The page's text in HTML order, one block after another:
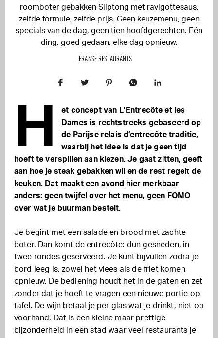
roomboter gebakken Sliptong met ravigottesaus,
zelfde formule, zelfde prijs. Geen keuzemenu, geen
specials van de dag, geen tien hoofdgerechten. Eén
ding, goed gedaan, elke dag opnieuw.
FRANSE RESTAURANTS
H
et concept van L’Entrecôte et les
Dames is rechtstreeks gebaseerd op
de Parijse relais d’entrecôte traditie,
waarbij het idee is dat je geen tijd
hoeft te verspillen aan kiezen. Je gaat zitten, geeft
aan hoe je steak gebakken wil en de rest regelt de
keuken. Dat maakt een avond hier merkbaar
anders: geen twijfel over het menu, geen FOMO
over wat je buurman bestelt.
Je begint met een salade en brood met zachte
boter. Dan komt de entrecôte: dun gesneden, in
twee rondes geserveerd. Je kunt bijvullen zodra je
bord leeg is, zowel het vlees als de friet komen
opnieuw. De bediening houdt het in de gaten en zet
zonder dat je hoeft te vragen een nieuwe portie op
tafel. De wijn betaal je per glas wat je drinkt, niet op
voorhand. Dat is een kleine maar prettige
bijzonderheid in een stad waar veel restaurants je